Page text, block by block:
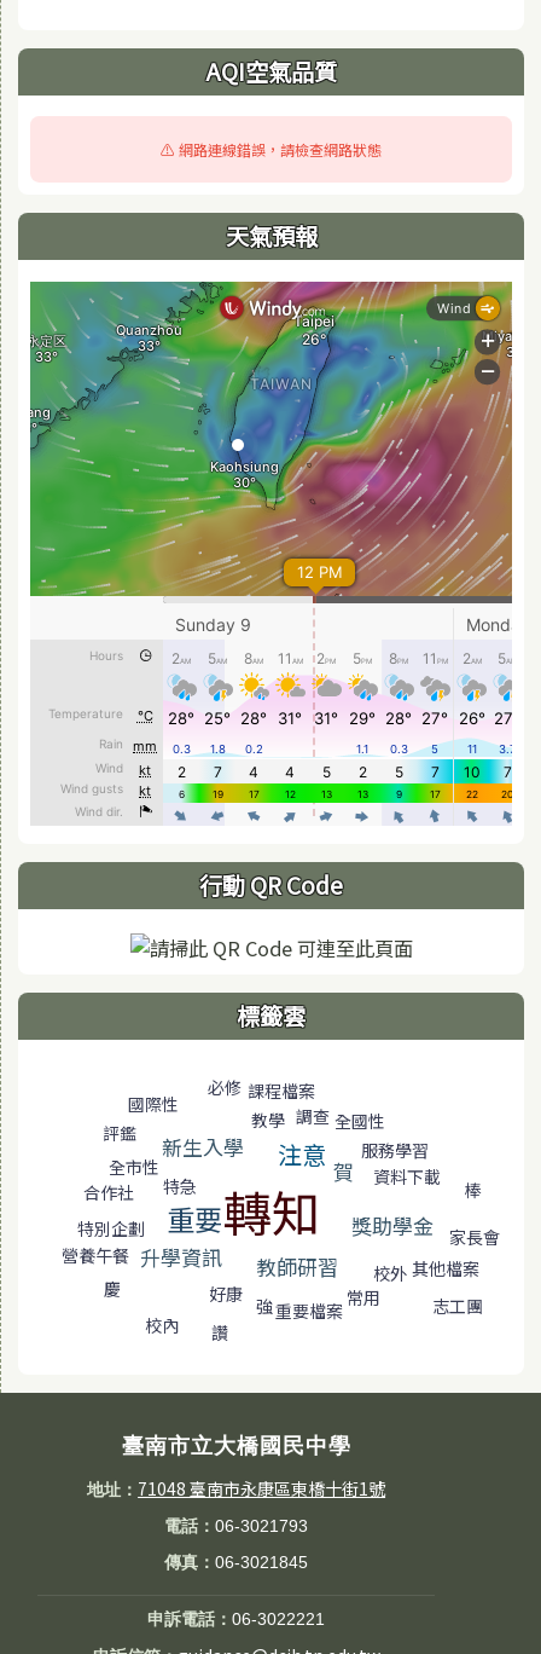
AQI空氣品質
⚠️ 網路連線錯誤，請檢查網路狀態
天氣預報
行動 QR Code
標籤雲
國際性
必修 課程檔案
評鑑
教學 調查 全國性
全市性
新生入學 注意
特急
重要轉知
賀
服務學習
合作社
資料下載
棒
特別企劃
獎助學金
營養午餐 升學資訊
家長會
教師研習
慶
其他檔案
好康
校外
校內
強重要檔案
常用
志工團
讚
臺南市立大橋國民中學
地址： 71048 臺南市永康區東橋十街1號
電話：06-3021793
傳真：06-3021845
申訴電話：06-3022221